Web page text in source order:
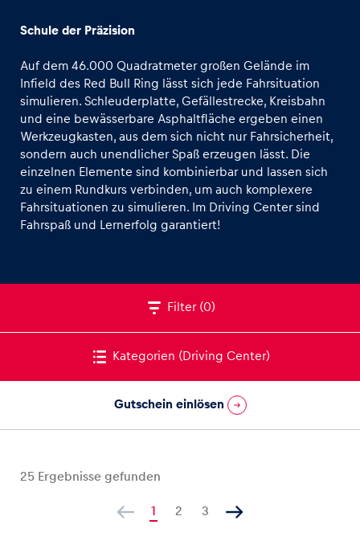
Erlebnisse
Alle anzeigen
Seiten
Schule der Präzision
Auf dem 46.000 Quadratmeter großen Gelände im
Infield des Red Bull Ring lässt sich jede Fahrsituation
simulieren. Schleuderplatte, Gefällestrecke, Kreisbahn
und eine bewässerbare Asphaltfläche ergeben einen
Werkzeugkasten, aus dem sich nicht nur Fahrsicherheit,
sondern auch unendlicher Spaß erzeugen lässt. Die
einzelnen Elemente sind kombinierbar und lassen sich
zu einem Rundkurs verbinden, um auch komplexere
Fahrsituationen zu simulieren. Im Driving Center sind
Fahrspaß und Lernerfolg garantiert!
Filter (0)
Kategorien (Driving Center)
Gutschein einlösen
Offroad Car Track
Winter Tracks
Road-Tour Track
25 Ergebnisse gefunden
1 2 3